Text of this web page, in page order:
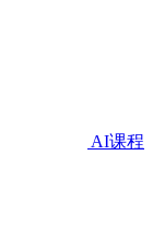
AI课程